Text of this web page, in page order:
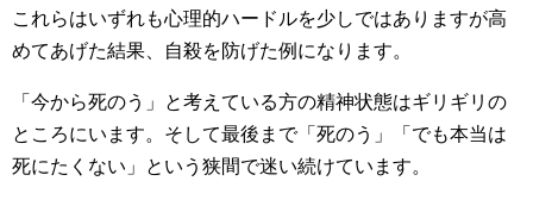
これらはいずれも心理的ハードルを少しではありますが高
めてあげた結果、自殺を防げた例になります。
「今から死のう」と考えている方の精神状態はギリギリの
ところにいます。そして最後まで「死のう」「でも本当は
死にたくない」という狭間で迷い続けています。